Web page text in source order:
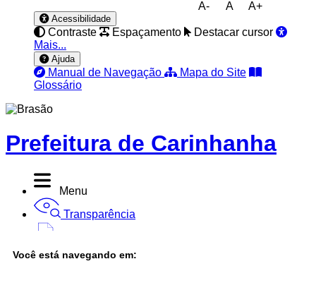
A- A A+
Acessibilidade
Contraste Espaçamento
Destacar cursor
Mais...
Ajuda
Manual de Navegação
Mapa do Site
Glossário
Prefeitura de Carinhanha
Menu
Transparência
Você está navegando em: